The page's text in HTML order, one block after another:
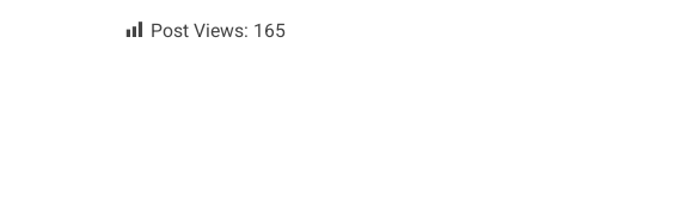
Post Views: 165